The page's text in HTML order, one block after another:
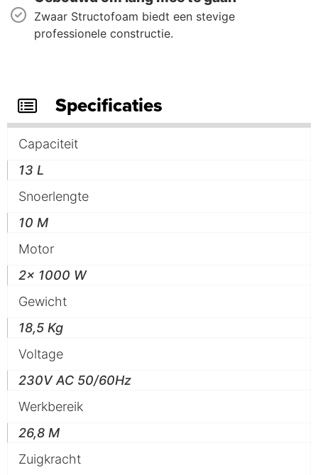
Zwaar Structofoam biedt een stevige
professionele constructie.
Specificaties
Capaciteit
13 L
Snoerlengte
10 M
Motor
2x 1000 W
Gewicht
18,5 Kg
Voltage
230V AC 50/60Hz
Werkbereik
26,8 M
Zuigkracht